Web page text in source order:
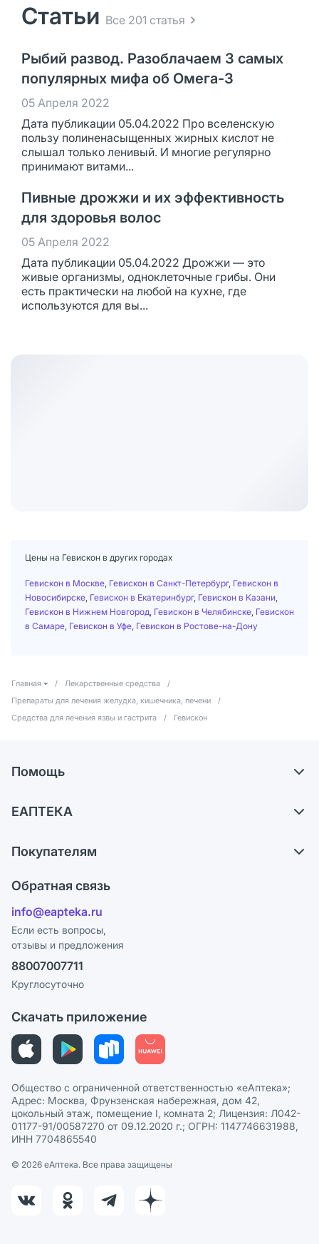
Статьи Все 201 статья
Рыбий развод. Разоблачаем 3 самых
популярных мифа об Омега-3
05 Апреля 2022
Дата публикации 05.04.2022 Про вселенскую
пользу полиненасыщенных жирных кислот не
слышал только ленивый. И многие регулярно
принимают витами...
Пивные дрожжи и их эффективность
для здоровья волос
05 Апреля 2022
Дата публикации 05.04.2022 Дрожжи — это
живые организмы, одноклеточные грибы. Они
есть практически на любой на кухне, где
используются для вы...
Цены на Гевискон в других городах
Гевискон в Москве Гевискон в Санкт-Петербург, Гевискон в
Новосибирске Гевискон в Екатеринбург, Гевискон в Казани
Гевискон в Нижнем Новгород Гевискон в Челябинске Гевискон
в Самаре Гевискон в Уфе Гевискон в Ростове-на-Дону
Главная / Лекарственные средства
/
Препараты для лечения желудка, кишечника, печени
/
Средства для лечения язвы и гастрита
/ Гевискон
Помощь
Обмен и возврат
Блог
ЕАПТЕКА
Карьера
Поставщики
Лицензия
Реклама на сайте
Ваши товары на ЕАПТЕКЕ
Покупателям
Программа СберСпасибо
Политика конфиденциальности
Пользовательское соглашение
Политика рекомендаций
Этика и соответствие
Политика в отношении обработки персональных данных
Обратная связь
info@eapteka.ru
Если есть вопросы,
отзывы и предложения
88007007711
Круглосуточно
Скачать приложение
Общество с ограниченной ответственностью «еАптека»;
Адрес: Москва, Фрунзенская набережная, дом 42,
цокольный этаж, помещение I, комната 2; Лицензия: Л042-
01177-91/00587270 от 09.12.2020 г.; ОГРН: 1147746631988,
ИНН 7704865540
© 2026 eАптека. Все права защищены